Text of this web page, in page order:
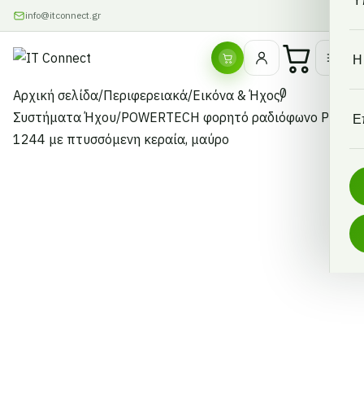
info@itconnect.gr
Η
0
Αρχική σελίδα/Περιφερειακά/Εικόνα & Ήχος/
Συστήματα Ήχου/POWERTECH φορητό ραδιόφωνο PT-
1244 με πτυσσόμενη κεραία, μαύρο